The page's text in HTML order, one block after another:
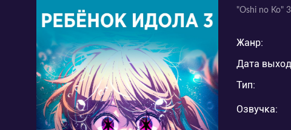
"Oshi no Ko"
Жанр:
Дата
Тип:
Озвучка: